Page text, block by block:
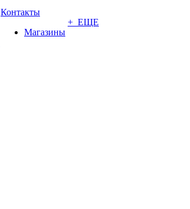
Контакты
Магазины
+ ЕЩЕ